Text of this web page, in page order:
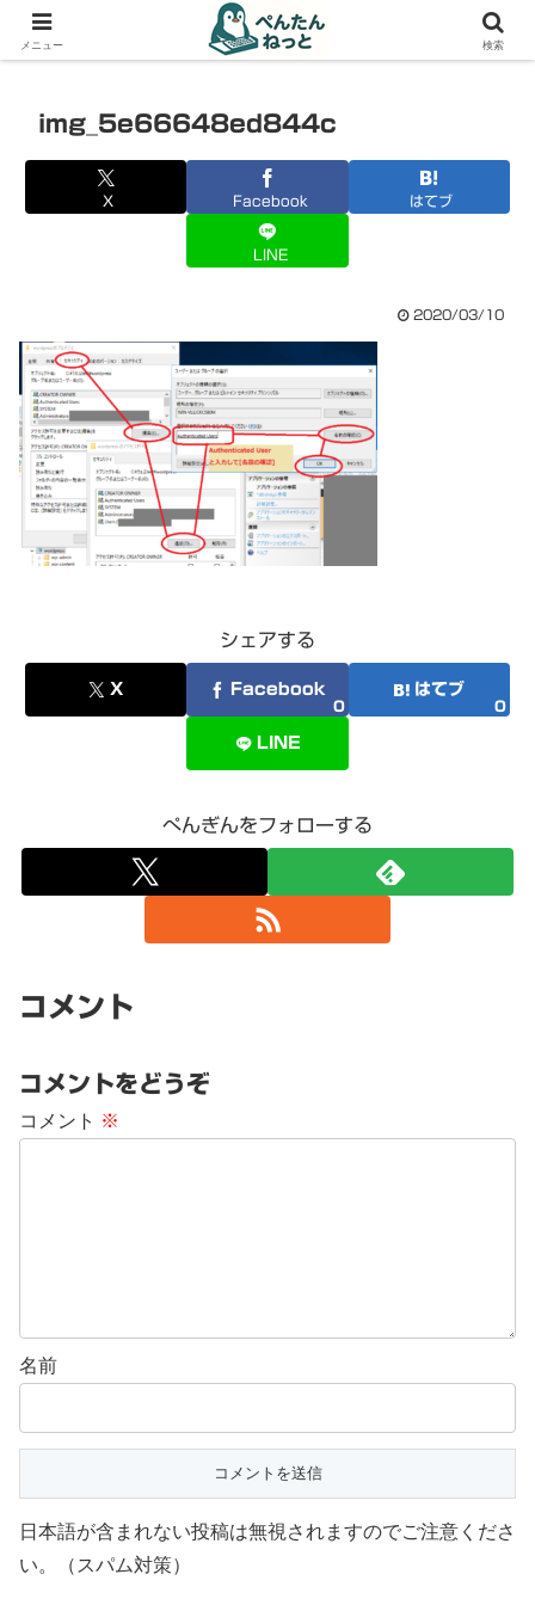
PCやガジェットの備忘録
img_5e66648ed844c
X Facebook はてブ
LINE
2020/03/10
シェアする
X Facebook
0
はてブ
0
LINE
ぺんぎんをフォローする
コメント
コメントをどうぞ
コメント ※
名前
日本語が含まれない投稿は無視されますのでご注意くださ
い。（スパム対策）
メニュー 検索